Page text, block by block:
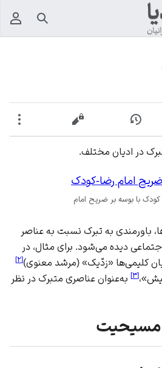
جستجو
نمایش تاریخچهنمایش مبدأ
در ادیان مختلف.
امام رضا-کودک
با بوسه بر ضریح امام
باورمندی به تبرک نسبت به عناصر
دیده می‌شود. برای مثال، در
کلیمی‌ها «زدّیک» (مرشد معنوی)[۲]
[۳] به‌عنوان عناصری متبرک در نظر
مسیحیت